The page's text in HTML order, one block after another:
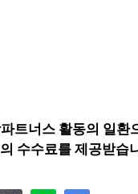
트너스 활동의 일환
수수료를 제공받습